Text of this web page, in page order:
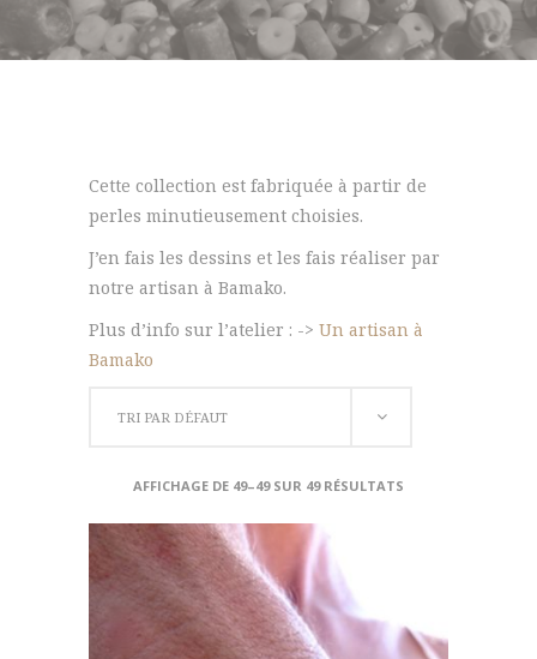
Cette collection est fabriquée à partir de
perles minutieusement choisies.
J’en fais les dessins et les fais réaliser par
notre artisan à Bamako.
Plus d’info sur l’atelier : -> Un artisan à
Bamako
TRI PAR DÉFAUT
AFFICHAGE DE 49–49 SUR 49 RÉSULTATS